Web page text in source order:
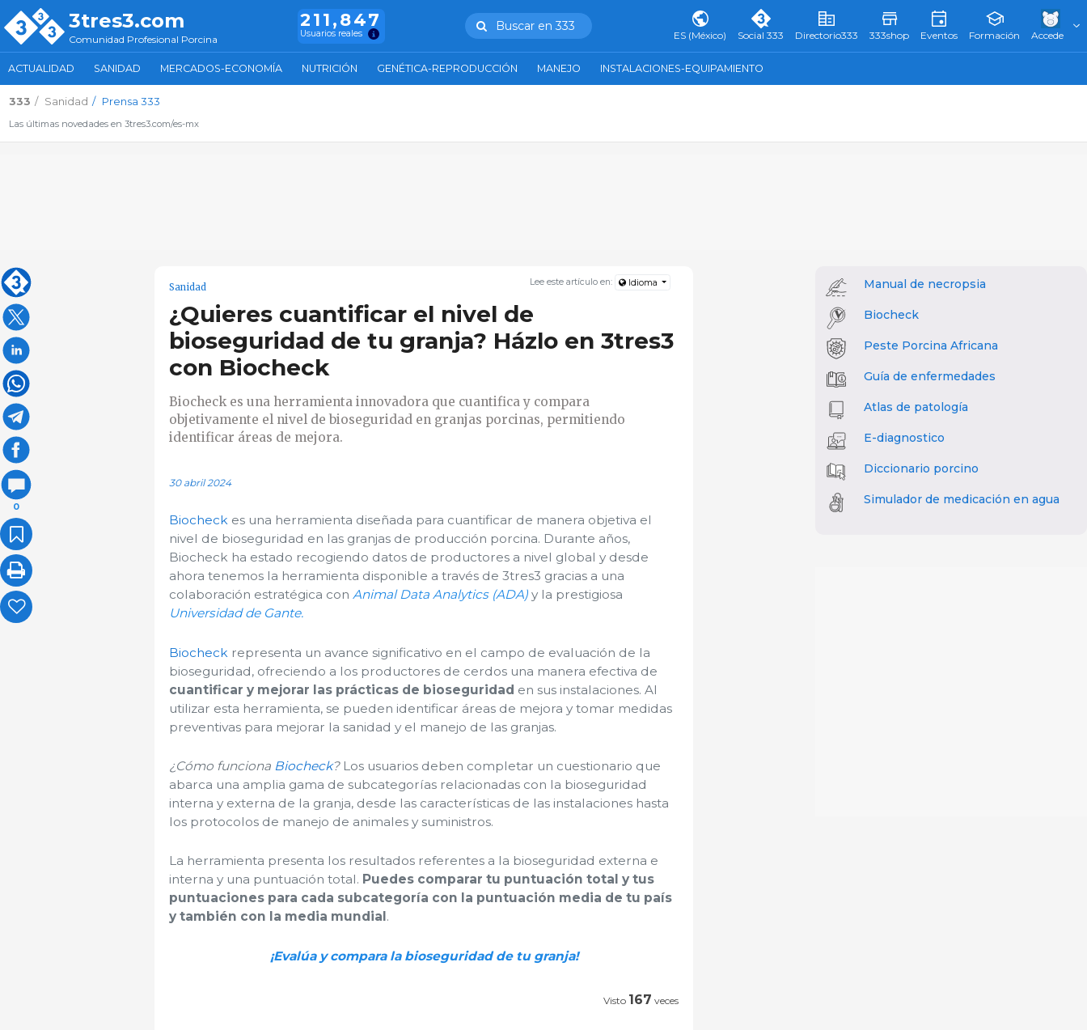
3tres3.com
Comunidad Profesional Porcina
211,847
Usuarios reales
Buscar en 333
ES (México) Social 333 Directorio333 333shop Eventos Formación Accede
ACTUALIDAD SANIDAD MERCADOS-ECONOMÍA NUTRICIÓN GENÉTICA-REPRODUCCIÓN MANEJO INSTALACIONES-EQUIPAMIENTO
333 Sanidad Prensa 333
Las últimas novedades en 3tres3.com/es-mx
0
Lee este artículo en: Idioma
Sanidad
¿Quieres cuantificar el nivel de
bioseguridad de tu granja? Házlo en 3tres3
con Biocheck
Biocheck es una herramienta innovadora que cuantifica y compara
objetivamente el nivel de bioseguridad en granjas porcinas, permitiendo
identificar áreas de mejora.
30 abril 2024
Biocheck es una herramienta diseñada para cuantificar de manera objetiva el
nivel de bioseguridad en las granjas de producción porcina. Durante años,
Biocheck ha estado recogiendo datos de productores a nivel global y desde
ahora tenemos la herramienta disponible a través de 3tres3 gracias a una
colaboración estratégica con Animal Data Analytics (ADA) y la prestigiosa
Universidad de Gante.
Biocheck representa un avance significativo en el campo de evaluación de la
bioseguridad, ofreciendo a los productores de cerdos una manera efectiva de
cuantificar y mejorar las prácticas de bioseguridad en sus instalaciones. Al
utilizar esta herramienta, se pueden identificar áreas de mejora y tomar medidas
preventivas para mejorar la sanidad y el manejo de las granjas.
¿Cómo funciona Biocheck?Los usuarios deben completar un cuestionario que
abarca una amplia gama de subcategorías relacionadas con la bioseguridad
interna y externa de la granja, desde las características de las instalaciones hasta
los protocolos de manejo de animales y suministros.
La herramienta presenta los resultados referentes a la bioseguridad externa e
interna y una puntuación total. Puedes comparar tu puntuación total y tus
puntuaciones para cada subcategoría con la puntuación media de tu país
y también con la media mundial .
¡Evalúa y compara la bioseguridad de tu granja!
Visto 167 veces
Manual de necropsia
Biocheck
Peste Porcina Africana
Guía de enfermedades
Atlas de patología
E-diagnostico
Diccionario porcino
Simulador de medicación en agua